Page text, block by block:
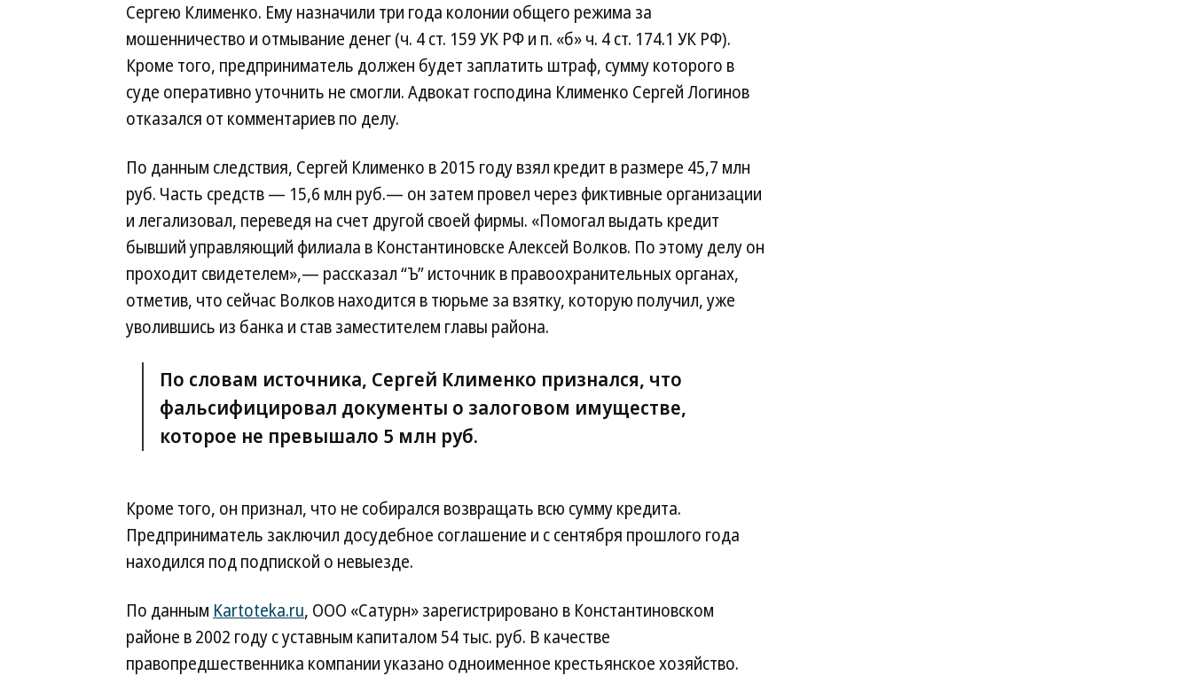
Сергею Клименко. Ему назначили три года колонии общего режима за
мошенничество и отмывание денег (ч. 4 ст. 159 УК РФ и п. «б» ч. 4 ст. 174.1 УК РФ).
Кроме того, предприниматель должен будет заплатить штраф, сумму которого в
суде оперативно уточнить не смогли. Адвокат господина Клименко Сергей Логинов
отказался от комментариев по делу.
По данным следствия, Сергей Клименко в 2015 году взял кредит в размере 45,7 млн
руб. Часть средств — 15,6 млн руб.— он затем провел через фиктивные организации
и легализовал, переведя на счет другой своей фирмы. «Помогал выдать кредит
бывший управляющий филиала в Константиновске Алексей Волков. По этому делу он
проходит свидетелем»,— рассказал “Ъ” источник в правоохранительных органах,
отметив, что сейчас Волков находится в тюрьме за взятку, которую получил, уже
уволившись из банка и став заместителем главы района.
По словам источника, Сергей Клименко признался, что
фальсифицировал документы о залоговом имуществе,
которое не превышало 5 млн руб.
Кроме того, он признал, что не собирался возвращать всю сумму кредита.
Предприниматель заключил досудебное соглашение и с сентября прошлого года
находился под подпиской о невыезде.
По данным Kartoteka.ru, ООО «Сатурн» зарегистрировано в Константиновском
районе в 2002 году с уставным капиталом 54 тыс. руб. В качестве
правопредшественника компании указано одноименное крестьянское хозяйство.